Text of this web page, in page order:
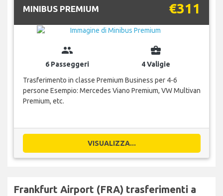
MINIBUS PREMIUM €311
group
6 Passeggeri
business_center
4 Valigie
Trasferimento in classe Premium Business per 4-6
persone Esempio: Mercedes Viano Premium, VW Multivan
Premium, etc.
VISUALIZZA...
Frankfurt Airport (FRA) trasferimenti a